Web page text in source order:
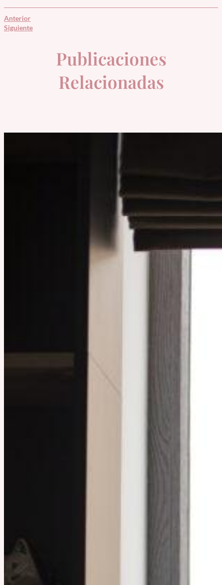
Anterior
Siguiente
Publicaciones
Relacionadas